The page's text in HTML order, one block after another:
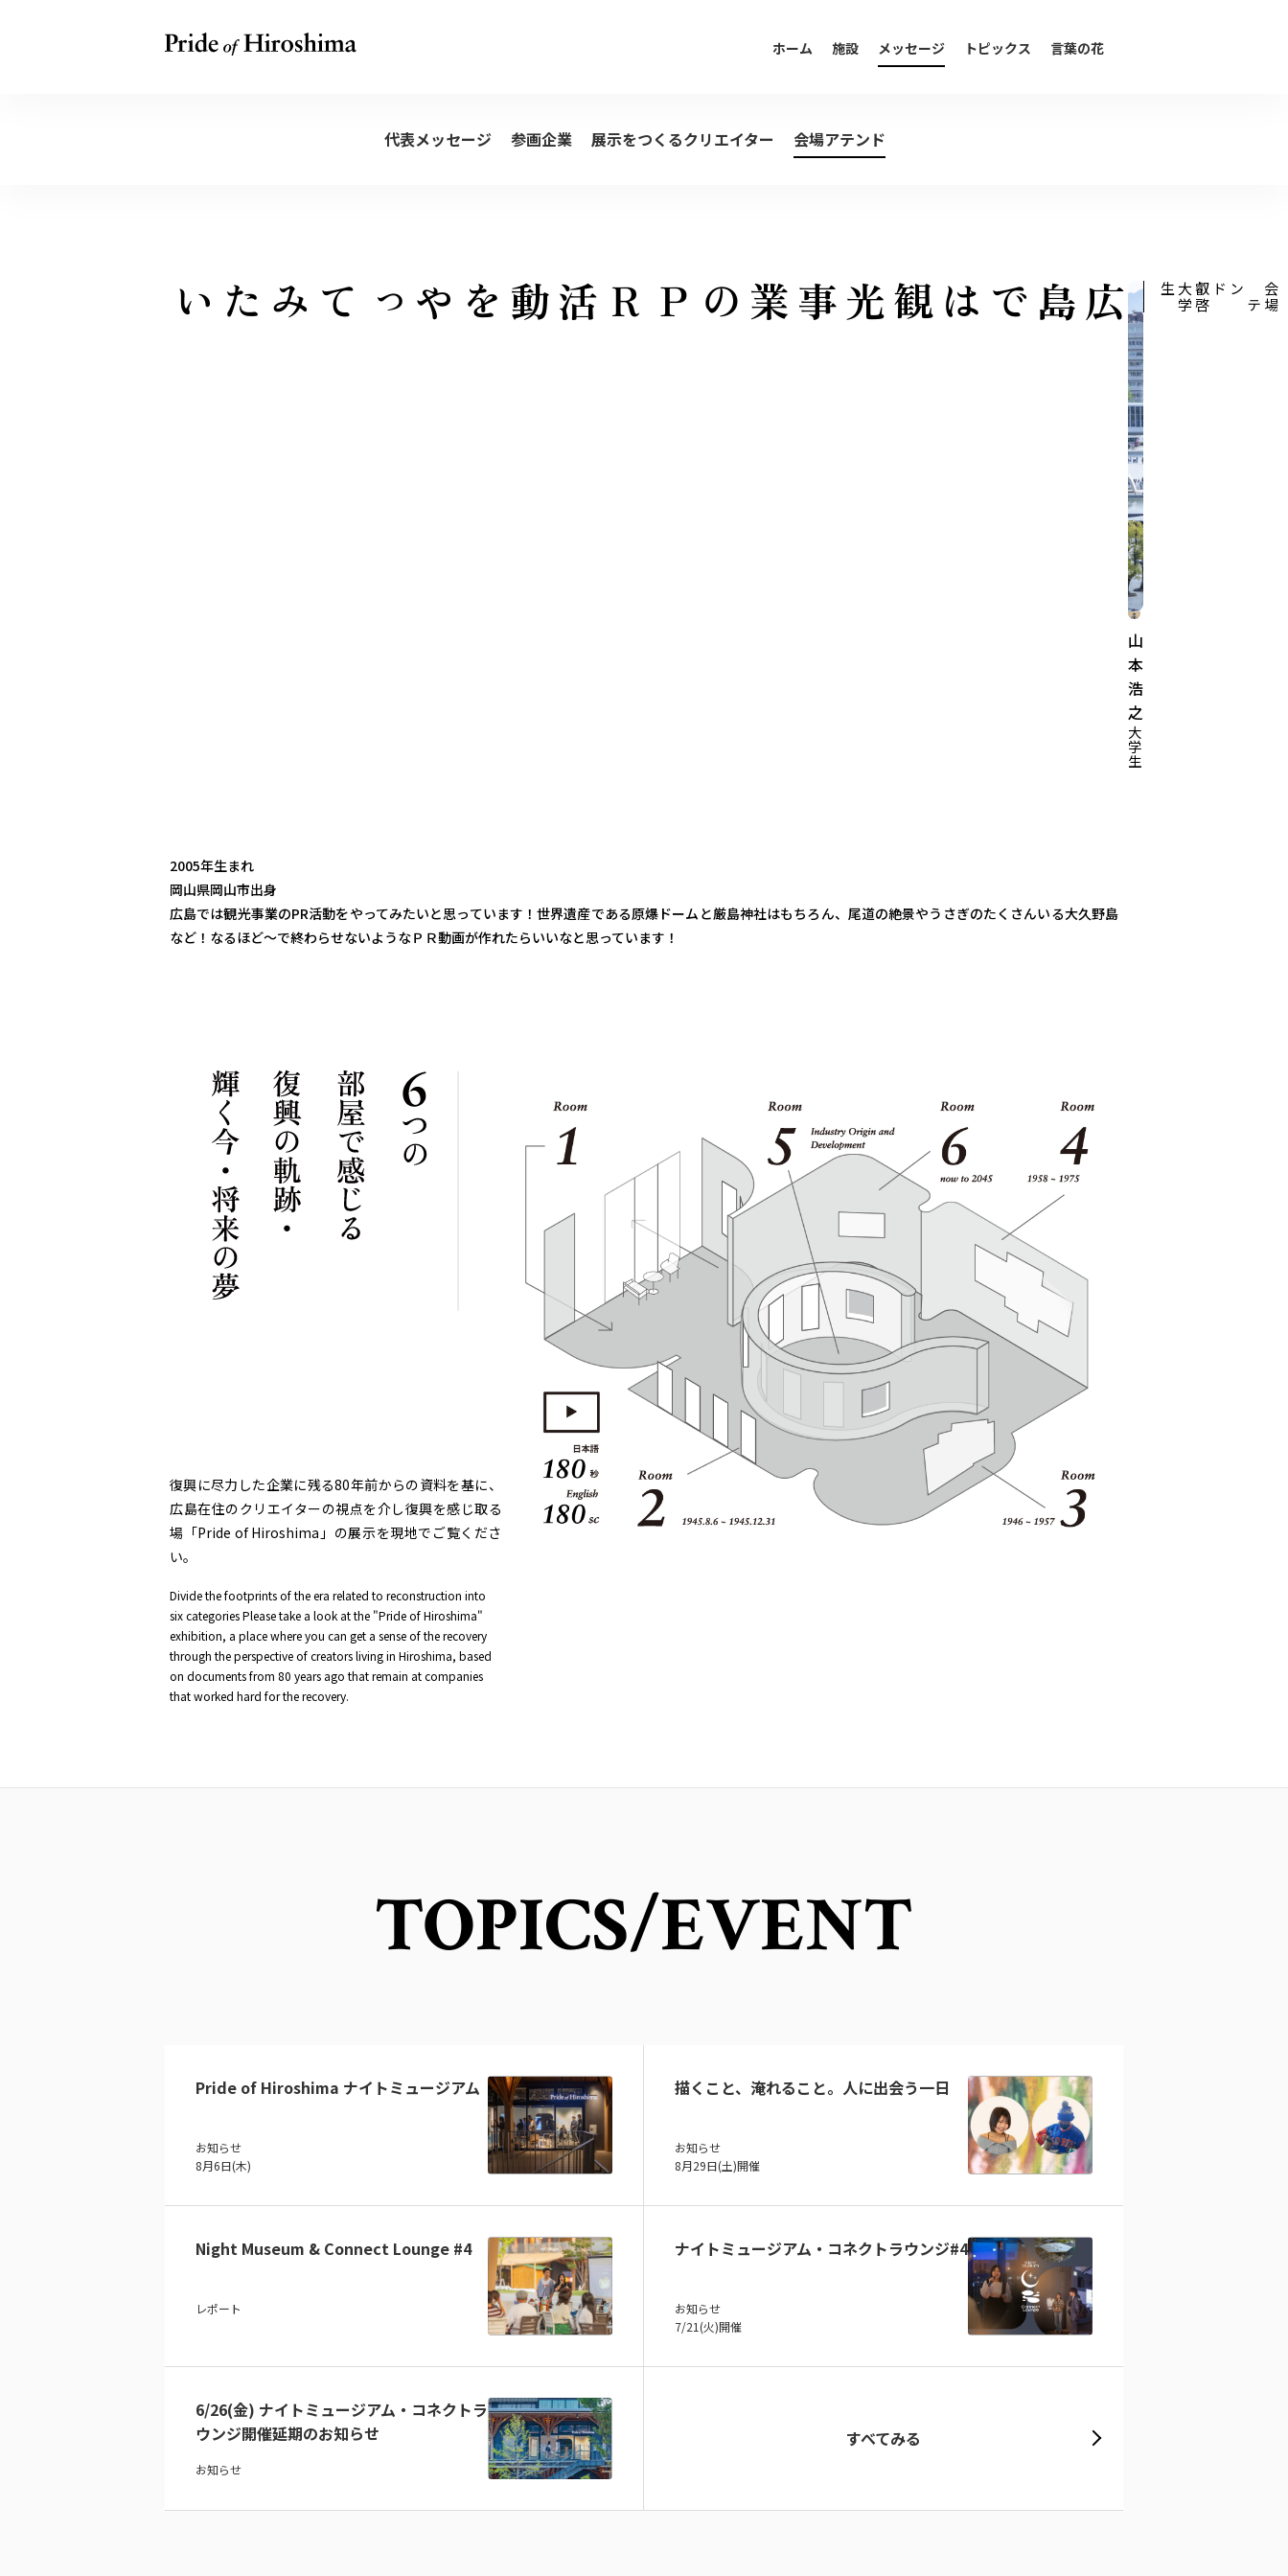
ホーム 施設 メッセージ トピックス 言葉の花
代表メッセージ 参画企業 展示をつくるクリエイター 会場アテンド
広島では観光事業の
ＰＲ活動をやってみたい
山
本
浩
之
大
学
生
会
場
ア
テ
ンド
叡
啓
大
学
生
2005年生まれ
岡山県岡山市出身
広島では観光事業のPR活動をやってみたいと思っています！世界遺産である原爆ドームと厳島神社はもちろん、尾道の絶景やうさぎのたくさんいる大久野島
など！なるほど〜で終わらせないようなＰＲ動画が作れたらいいなと思っています！
復興に尽力した企業に残る80年前からの資料を基に、
広島在住のクリエイターの視点を介し復興を感じ取る
場「Pride of Hiroshima」の展示を現地でご覧くださ
い。
Divide the footprints of the era related to reconstruction into
six categories Please take a look at the "Pride of Hiroshima"
exhibition, a place where you can get a sense of the recovery
through the perspective of creators living in Hiroshima, based
on documents from 80 years ago that remain at companies
that worked hard for the recovery.
TOPICS/EVENT
Pride of Hiroshima ナイトミュージアム
お知らせ
8月6日(木)
描くこと、淹れること。人に出会う一日
お知らせ
8月29日(土)開催
Night Museum & Connect Lounge #4
レポート
ナイトミュージアム・コネクトラウンジ#4
お知らせ
7/21(火)開催
6/26(金) ナイトミュージアム・コネクトラ
ウンジ開催延期のお知らせ
お知らせ
すべてみる